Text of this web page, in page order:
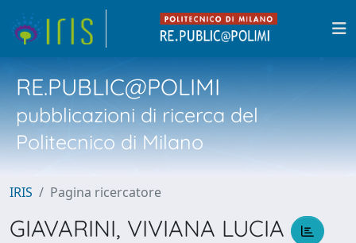
RE.PUBLIC@POLIMI
pubblicazioni di ricerca del
Politecnico di Milano
IRIS Pagina ricercatore
GIAVARINI, VIVIANA LUCIA